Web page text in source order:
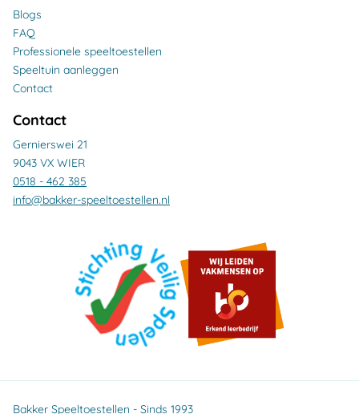
Blogs
FAQ
Professionele speeltoestellen
Speeltuin aanleggen
Contact
Contact
Gernierswei 21
9043 VX WIER
0518 - 462 385
info@bakker-speeltoestellen.nl
Bakker Speeltoestellen - Sinds 1993